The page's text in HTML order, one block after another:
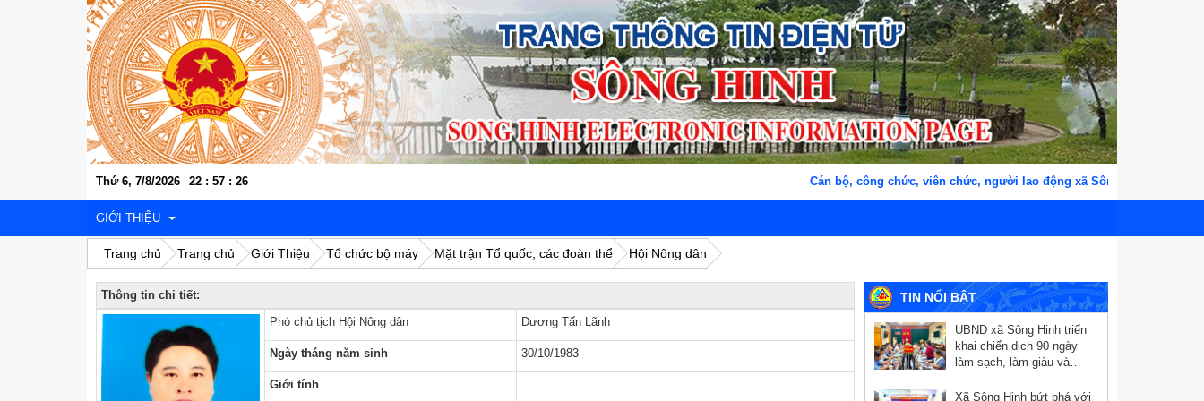
Thứ 6, 7/8/2026 22 : 57 : 27 Cán bộ, công chức, viên chức, người lao động xã Sông Hinh, tỉnh Đắk Lắk
GIỚI THIỆU
VỊ TRÍ ĐỊA LÝ
LỊCH SỬ VĂN HÓA
KINH TẾ - XÃ HỘI
Trang chủ Trang chủ Giới Thiệu Tổ chức bộ máy Mặt trận Tổ quốc, các đoàn thể Hội Nông dân
Thông tin chi tiết:
Phó chủ tịch Hội Nông dân
Dương Tấn Lãnh
Ngày tháng năm sinh 30/10/1983
Giới tính
TIN NỔI BẬT
UBND xã Sông Hinh triển
khai chiến dịch 90 ngày
làm sạch, làm giàu và
chuẩn hóa dữ liệu y tế
Xã Sông Hinh bứt phá với